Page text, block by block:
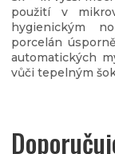
použití v
hygienickým
porcelán
automatických
vůči tepelným